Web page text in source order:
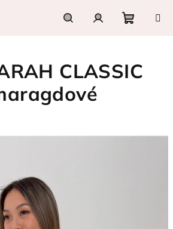
košík
CLASSIC